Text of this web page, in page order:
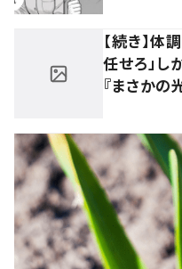
【続き】
任せろ」し
『まさかの